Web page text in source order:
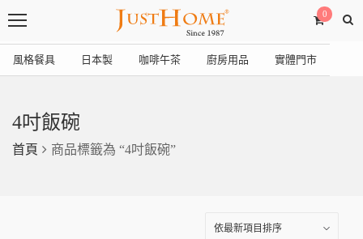
0
風格餐具 日本製 咖啡午茶 廚房用品 實體門市
4吋飯碗
首頁 商品標籤為 “4吋飯碗”